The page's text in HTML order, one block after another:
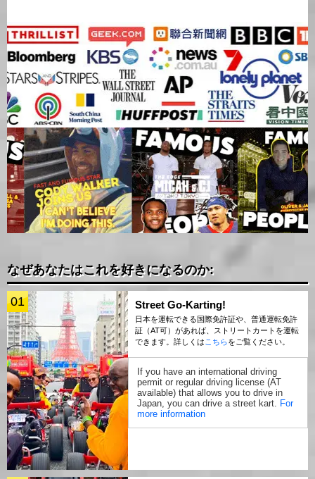
なぜあなたはこれを好きになるのか:
01 Street Go-Karting!
日本を運転できる国際免許証や、普通運転免許
証（AT可）があれば、ストリートカートを運転
できます。詳しくは こちらをご覧ください。
If you have an international driving
permit or regular driving license (AT
available) that allows you to drive in
Japan, you can drive a street kart.
For
more information